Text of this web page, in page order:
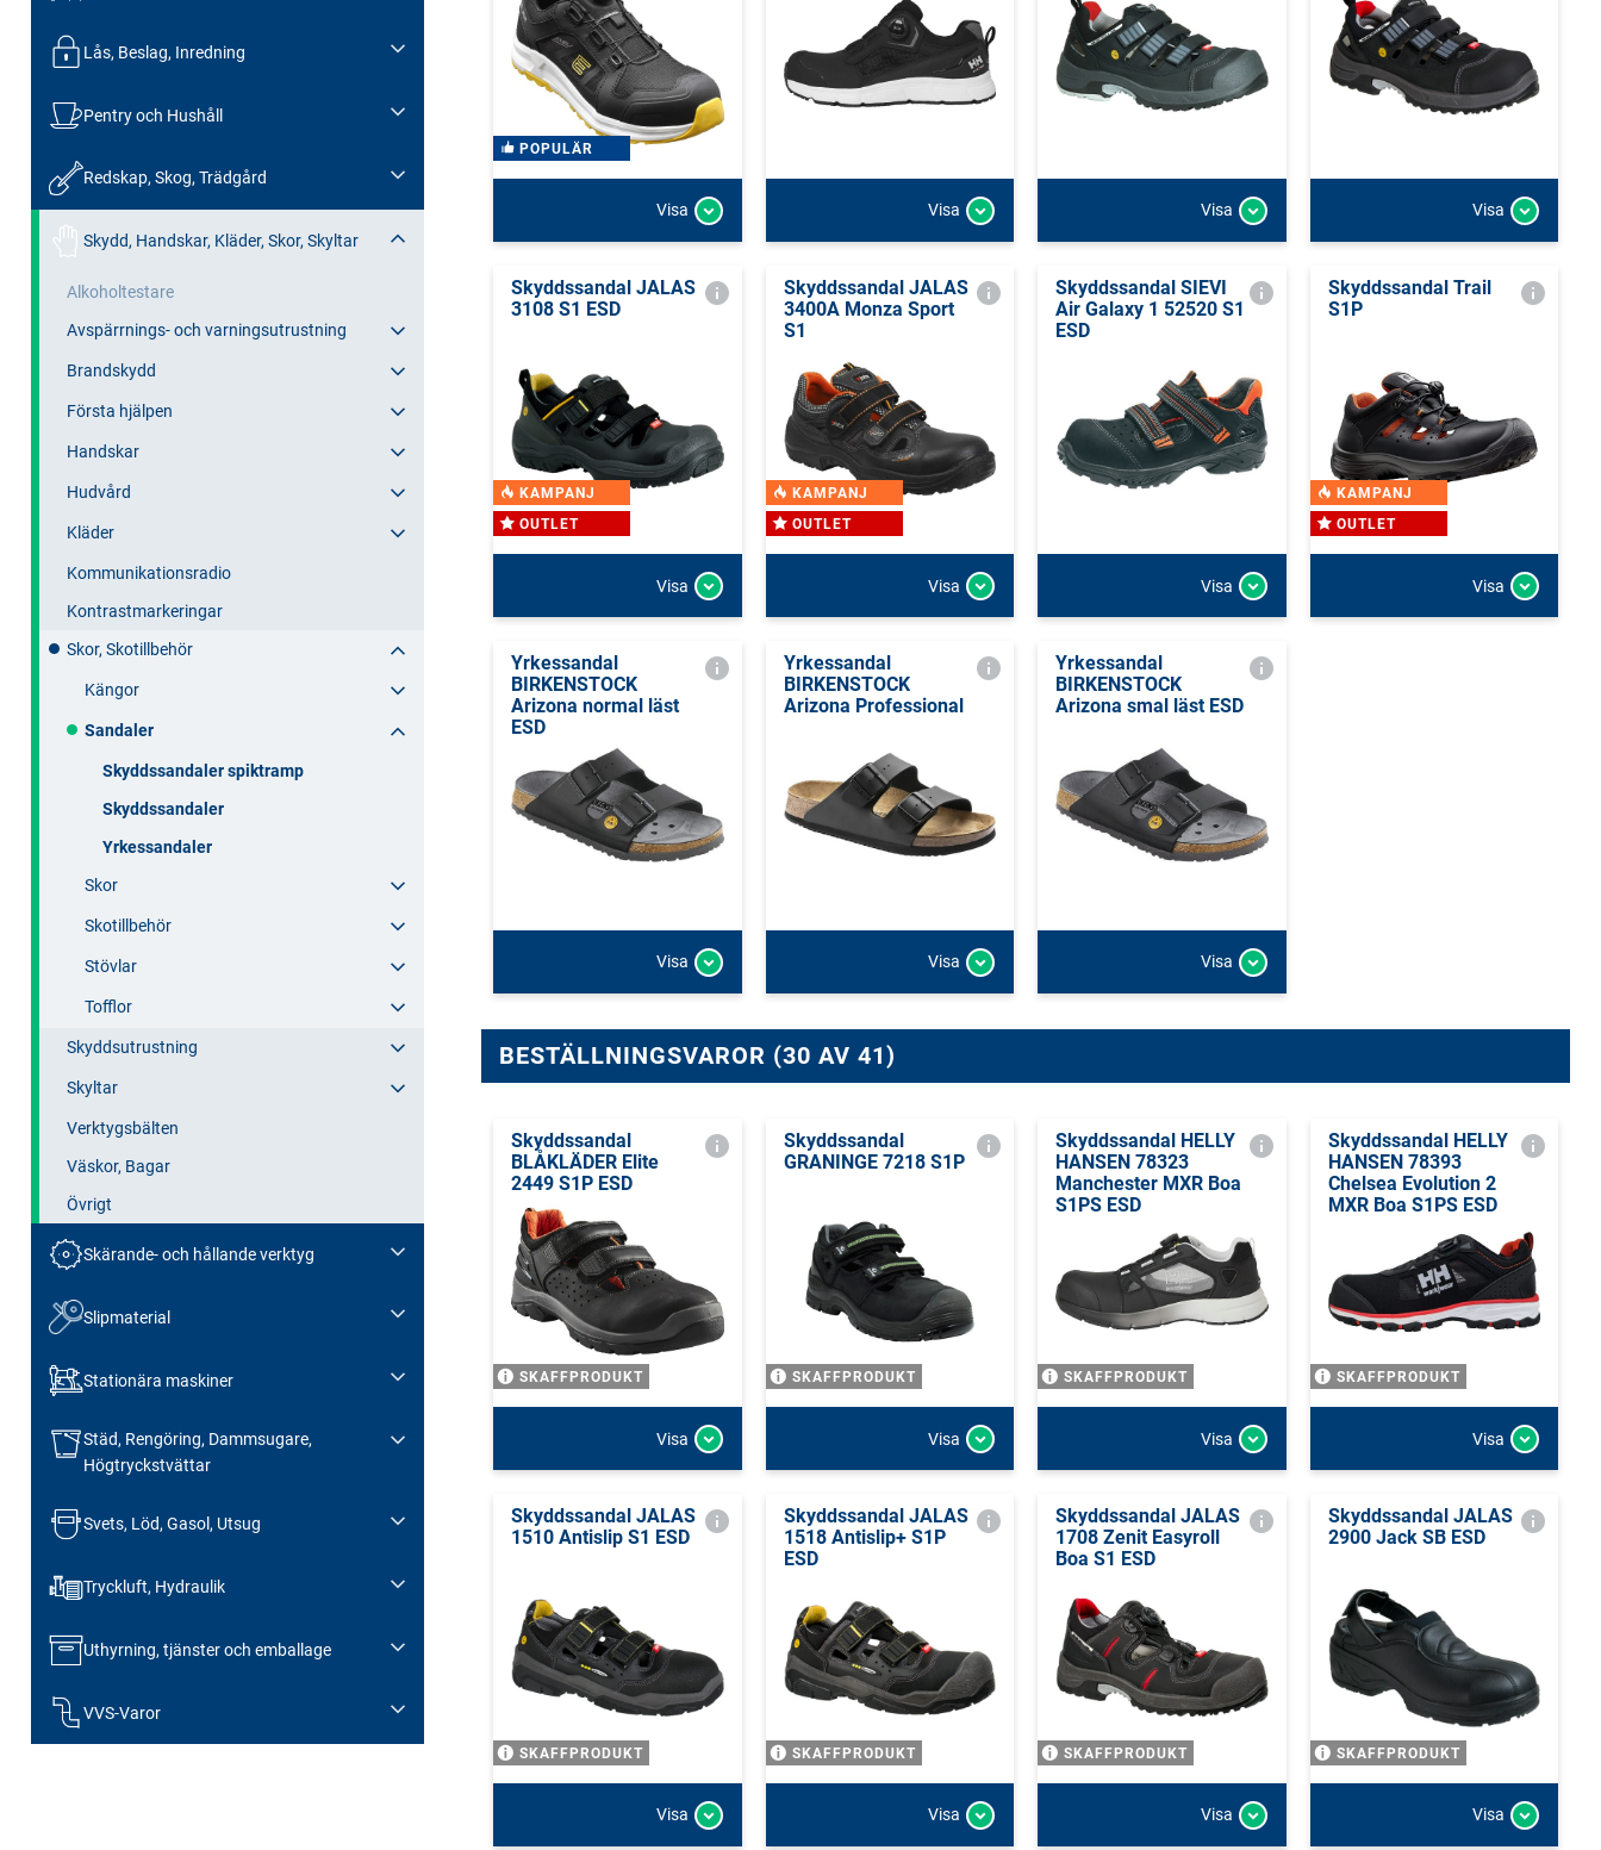
Lås, Beslag, Inredning
Pentry och Hushåll
Redskap, Skog, Trädgård
Skydd, Handskar, Kläder, Skor, Skyltar
Alkoholtestare
Avspärrnings- och varningsutrustning
Brandskydd
Första hjälpen
Handskar
Hudvård
Kläder
Kommunikationsradio
Kontrastmarkeringar
Skor, Skotillbehör
Kängor
Sandaler
Skyddssandaler spiktramp
Skyddssandaler
Yrkessandaler
Skor
Skotillbehör
Stövlar
Tofflor
Skyddsutrustning
Skyltar
Verktygsbälten
Väskor, Bagar
Övrigt
Skärande- och hållande verktyg
Slipmaterial
Stationära maskiner
Städ, Rengöring, Dammsugare,
Högtryckstvättar
Svets, Löd, Gasol, Utsug
Tryckluft, Hydraulik
Uthyrning, tjänster och emballage
VVS-Varor
POPULÄR
Visa Visa Visa Visa
Skyddssandal JALAS
3108 S1 ESD
KAMPANJ
OUTLET
Visa
Skyddssandal JALAS
3400A Monza Sport
S1
KAMPANJ
OUTLET
Visa
Skyddssandal SIEVI
Air Galaxy 1 52520 S1
ESD
Visa
Skyddssandal Trail
S1P
KAMPANJ
OUTLET
Visa
Yrkessandal
BIRKENSTOCK
Arizona normal läst
ESD
Visa
Yrkessandal
BIRKENSTOCK
Arizona Professional
Visa
Yrkessandal
BIRKENSTOCK
Arizona smal läst ESD
Visa
BESTÄLLNINGSVAROR (30 AV 41)
Skyddssandal
BLÅKLÄDER Elite
2449 S1P ESD
SKAFFPRODUKT
Visa
Skyddssandal
GRANINGE 7218 S1P
SKAFFPRODUKT
Visa
Skyddssandal HELLY
HANSEN 78323
Manchester MXR Boa
S1PS ESD
SKAFFPRODUKT
Visa
Skyddssandal HELLY
HANSEN 78393
Chelsea Evolution 2
MXR Boa S1PS ESD
SKAFFPRODUKT
Visa
Skyddssandal JALAS
1510 Antislip S1 ESD
SKAFFPRODUKT
Visa
Skyddssandal JALAS
1518 Antislip+ S1P
ESD
SKAFFPRODUKT
Visa
Skyddssandal JALAS
1708 Zenit Easyroll
Boa S1 ESD
SKAFFPRODUKT
Visa
Skyddssandal JALAS
2900 Jack SB ESD
SKAFFPRODUKT
Visa